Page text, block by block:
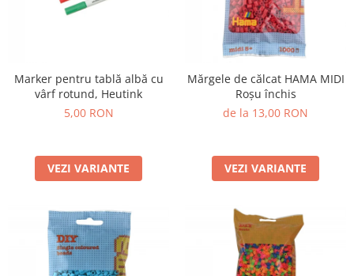
Marker pentru tablă albă cu
vârf rotund, Heutink
5,00 RON
VEZI VARIANTE
Mărgele de călcat HAMA MIDI
Roșu închis
de la 13,00 RON
VEZI VARIANTE